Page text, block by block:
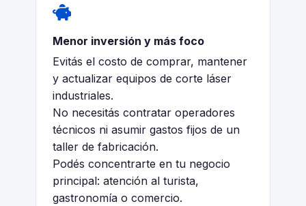
Menor inversión y más foco
Evitás el costo de comprar, mantener
y actualizar equipos de corte láser
industriales.
No necesitás contratar operadores
técnicos ni asumir gastos fijos de un
taller de fabricación.
Podés concentrarte en tu negocio
principal: atención al turista,
gastronomía o comercio.